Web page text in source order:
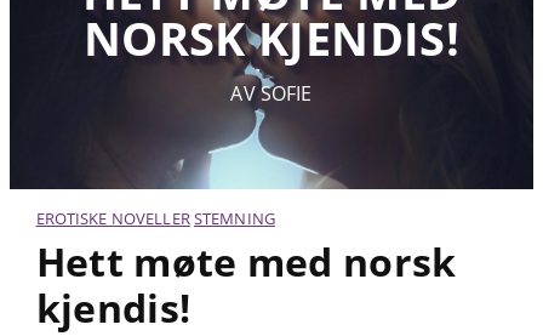
NORSK KJENDIS!
AV SOFIE
EROTISKE NOVELLERSTEMNING
Hett møte med norsk
kjendis!